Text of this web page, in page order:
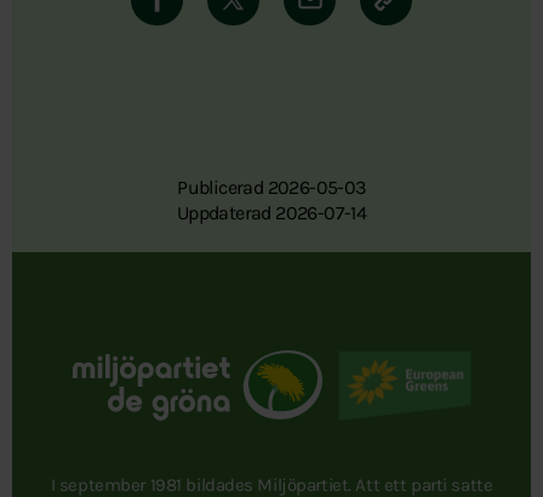
Publicerad 2026-05-03
Uppdaterad 2026-07-14
I september 1981 bildades Miljöpartiet. Att ett parti satte